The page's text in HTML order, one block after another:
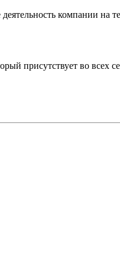
компании на
присутствует во всех